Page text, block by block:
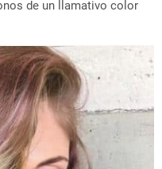
de un llamativo color